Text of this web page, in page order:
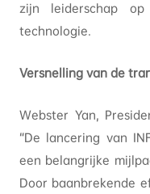
zijn leiderschap
technologie.
Versnelling van de
Webster Yan,
“De lancering van
een belangrijke
Door baanbrekende